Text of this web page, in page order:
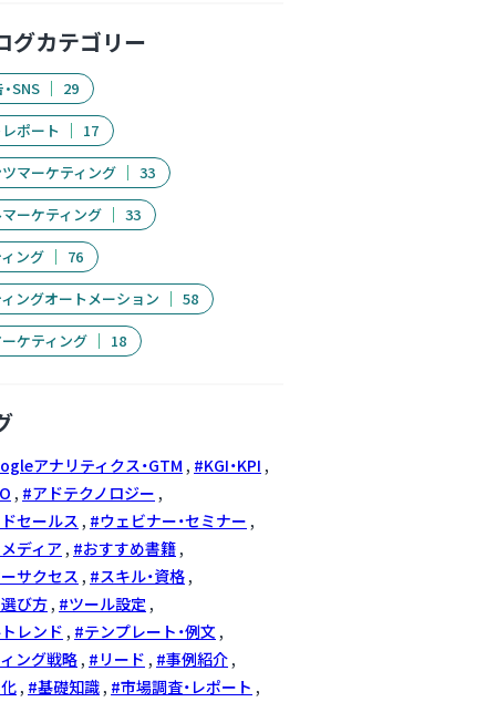
グカテゴリー
SNS
29
ポート
17
マーケティング
33
ーケティング
33
ング
76
ングオートメーション
58
ケティング
18
アナリティクス・GTM
KGI・KPI
アドテクノロジー
セールス
ウェビナー・セミナー
ディア
おすすめ書籍
サクセス
スキル・資格
び方
ツール設定
レンド
テンプレート・例文
ング戦略
リード
事例紹介
基礎知識
市場調査・レポート